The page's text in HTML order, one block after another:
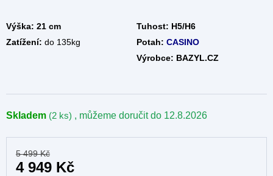
Skladem (2 ks) , můžeme doručit do 12.8.2026
Výška: 21 cm Tuhost: H5/H6
Zatížení: do 135kg Potah: CASINO
Výrobce: BAZYL.CZ
5 499 Kč
4 949 Kč